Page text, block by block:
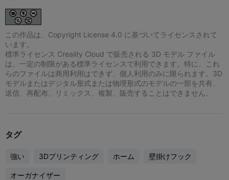
この作品は、Copyright License 4.0 に基づいてライセンスされて
います。
標準ライセンス Creality Cloud で販売される 3D モデル ファイル
は、一定の制限がある標準ライセンスで利用できます。特に、これ
らのファイルは商用利用はできず、個人利用のみに限られます。3D
モデルまたはデジタル形式または物理形式のモデルの一部を共有、
送信、再配布、リミックス、複製、販売することはできません。
タグ
強い 3Dプリンティング ホーム 壁掛けフック
オーガナイザー